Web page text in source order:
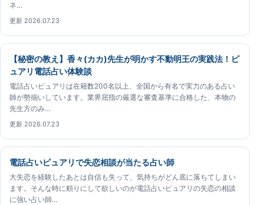
ネ…
更新 2026.07.23
【秘密の教え】香々(カカ)先生が明かす不動明王の実践法！ピ
ュアリ電話占い体験談
電話占いピュアリは在籍数200名以上、全国から有名で実力のある占い
師が勢揃いしています。業界屈指の厳選な審査基準に合格した、本物の
先生方のみ…
更新 2026.07.23
電話占いピュアリで失恋相談が当たる占い師
大失恋を経験したあとは自信も失って、気持ちがどん底に落ちてしまい
ます。そんな時に頼りにして欲しいのが電話占いピュアリの失恋の相談
に強い占い師…